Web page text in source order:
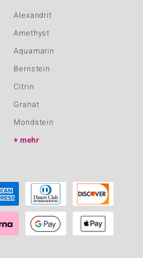
Alexandrit
Amethyst
Aquamarin
Bernstein
Citrin
Granat
Mondstein
mehr